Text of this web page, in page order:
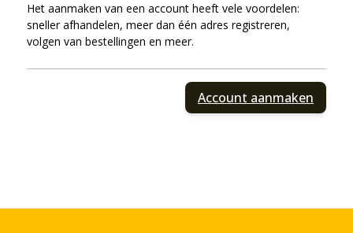
Het aanmaken van een account heeft vele voordelen:
sneller afhandelen, meer dan één adres registreren,
volgen van bestellingen en meer.
Account aanmaken